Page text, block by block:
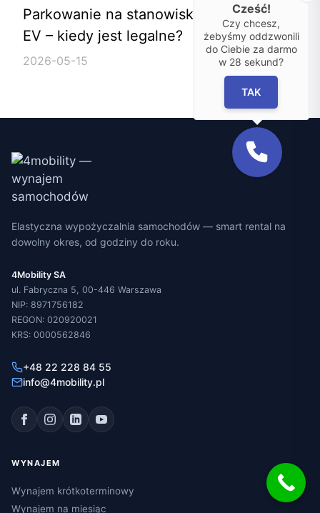
Parkowanie na stanowisku ładowania
EV – kiedy jest legalne?
2026-05-15
Elastyczna wypożyczalnia samochodów — smart rental na
dowolny okres, od godziny do roku.
4Mobility SA
ul. Fabryczna 5, 00-446 Warszawa
NIP: 8971756182
REGON: 020920021
KRS: 0000562846
+48 22 228 84 55
info@4mobility.pl
WYNAJEM
Wynajem krótkoterminowy
Wynajem na miesiąc
Cześć!
Czy chcesz,
żebyśmy oddzwonili
do Ciebie za darmo
w 28 sekund?
TAK